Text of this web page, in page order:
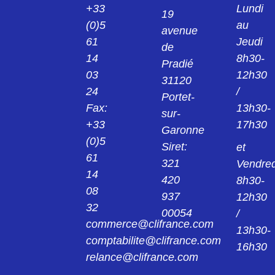
KPS1/B2 PINCE ROUGE 2MM 24.0139-22
KK4/4 MANCHON NOIR 4MM 24.0142-21
KK4/4 MANCHON ROUGE 4MM 24.0142-
AGK20 PINCE 4MM 24.0149
AGK40 PINCE NOIR 2MM 24.0154-21
+33
(0)5
61
14
03
24
Fax:
+33
(0)5
61
14
08
32
commerce@clifrance.com
comptabilite@clifrance.com
relance@clifrance.com
19
avenue
de
Pradié
31120
Portet-
sur-
Garonne
Siret:
321
420
937
00054
Lundi
au
Jeudi
8h30-
12h30
/
13h30-
17h30
et
8h30-
12h30
/
13h30-
16h30